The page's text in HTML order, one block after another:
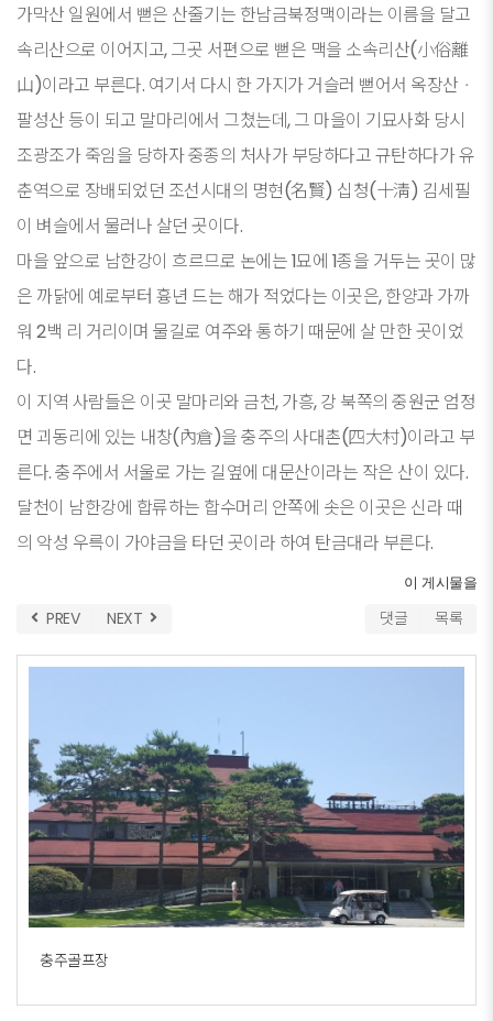
가막산 일원에서 뻗은 산줄기는 한남금북정맥이라는 이름을 달고
속리산으로 이어지고, 그곳 서편으로 뻗은 맥을 소속리산(小俗離
山)이라고 부른다. 여기서 다시 한 가지가 거슬러 뻗어서 옥장산ㆍ
팔성산 등이 되고 말마리에서 그쳤는데, 그 마을이 기묘사화 당시
조광조가 죽임을 당하자 중종의 처사가 부당하다고 규탄하다가 유
춘역으로 장배되었던 조선시대의 명현(名賢) 십청(十淸) 김세필
이 벼슬에서 물러나 살던 곳이다.
마을 앞으로 남한강이 흐르므로 논에는 1묘에 1종을 거두는 곳이 많
은 까닭에 예로부터 흉년 드는 해가 적었다는 이곳은, 한양과 가까
워 2백 리 거리이며 물길로 여주와 통하기 때문에 살 만한 곳이었
다.
이 지역 사람들은 이곳 말마리와 금천, 가흥, 강 북쪽의 중원군 엄정
면 괴동리에 있는 내창(內倉)을 충주의 사대촌(四大村)이라고 부
른다. 충주에서 서울로 가는 길옆에 대문산이라는 작은 산이 있다.
달천이 남한강에 합류하는 합수머리 안쪽에 솟은 이곳은 신라 때
의 악성 우륵이 가야금을 타던 곳이라 하여 탄금대라 부른다.
이 게시물을
PREV NEXT 댓글 목록
충주골프장